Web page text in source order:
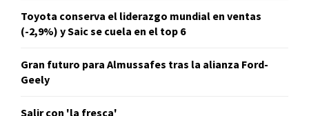
Toyota conserva el liderazgo mundial en ventas
(-2,9%) y Saic se cuela en el top 6
Gran futuro para Almussafes tras la alianza Ford-
Geely
Salir con 'la fresca'